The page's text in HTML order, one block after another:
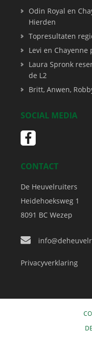
Odin Royal en
Hierden
Topresultaten
Levi en Chayenne
Laura Spronk
de L2
Britt, Anwen,
SOCIAL MEDIA
CONTACT
De Heuvelruiters
Heidehoeksweg 1
8091 BC Wezep
Privacyverklaring